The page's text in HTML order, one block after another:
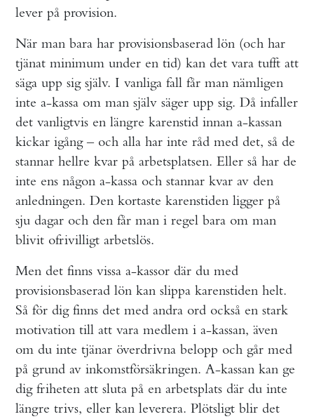
lever på provision.
När man bara har provisionsbaserad lön (och har
tjänat minimum under en tid) kan det vara tufft att
säga upp sig själv. I vanliga fall får man nämligen
inte a-kassa om man själv säger upp sig. Då infaller
det vanligtvis en längre karenstid innan a-kassan
kickar igång – och alla har inte råd med det, så de
stannar hellre kvar på arbetsplatsen. Eller så har de
inte ens någon a-kassa och stannar kvar av den
anledningen. Den kortaste karenstiden ligger på
sju dagar och den får man i regel bara om man
blivit ofrivilligt arbetslös.
Men det finns vissa a-kassor där du med
provisionsbaserad lön kan slippa karenstiden helt.
Så för dig finns det med andra ord också en stark
motivation till att vara medlem i a-kassan, även
om du inte tjänar överdrivna belopp och går med
på grund av inkomstförsäkringen. A-kassan kan ge
dig friheten att sluta på en arbetsplats där du inte
längre trivs, eller kan leverera. Plötsligt blir det